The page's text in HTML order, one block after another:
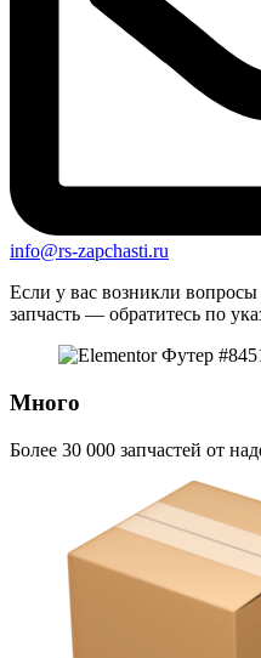
info@rs-zapchasti.ru
Если у вас возникли вопросы
запчасть — обратитесь по
Много
Более 30 000 запчастей от